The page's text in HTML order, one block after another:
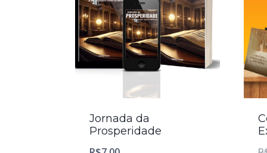
Jornada da
Prosperidade